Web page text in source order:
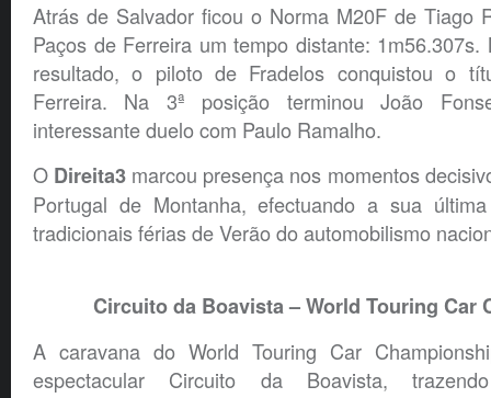
Atrás de Salvador ficou o Norma M20F de Tiago
Paços de Ferreira um tempo distante:
resultado, o piloto de Fradelos conquistou o
Ferreira. Na 3ª posição terminou João
interessante duelo com Paulo Ramalho.
O Direita3 marcou presença nos momentos
Portugal de Montanha, efectuando a sua
tradicionais férias de Verão do automobilismo
Circuito da Boavista – World Touring Car
A caravana do World Touring Car
espectacular Circuito da Boavista,